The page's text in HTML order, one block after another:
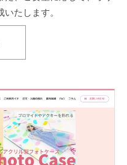
たします。